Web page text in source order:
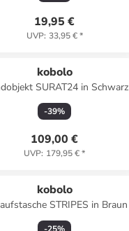
19,95 €
UVP: 33,95 €*
kobolo
SURAT24 in Schwarz
-39%
109,00 €
UVP: 179,95 €*
kobolo
STRIPES in Braun